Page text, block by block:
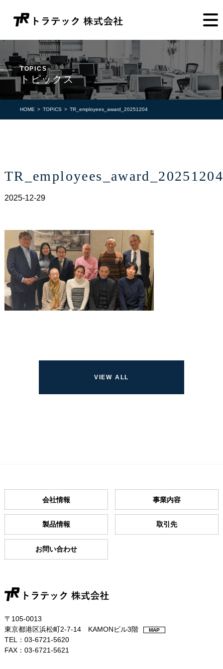
TOPICS
トピックス
HOME TOPICS TR_employees_award_20251204
2025-12-29
会社情報 事業内容
製品情報 取引先
お問い合わせ
〒105-0013
東京都港区浜松町2-7-14 KAMONビル3階
MAP
TEL：03-6721-5620
FAX：03-6721-5621